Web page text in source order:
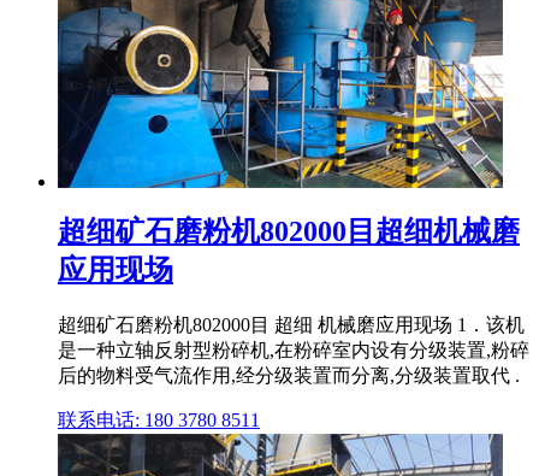
超细矿石磨粉机802000目超细机械磨
应用现场
超细矿石磨粉机802000目 超细 机械磨应用现场 1．该机
是一种立轴反射型粉碎机,在粉碎室内设有分级装置,粉碎
后的物料受气流作用,经分级装置而分离,分级装置取代 .
联系电话: 180 3780 8511